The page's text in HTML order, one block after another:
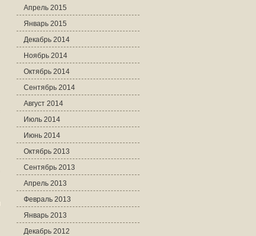
Апрель 2015
Январь 2015
Декабрь 2014
Ноябрь 2014
Октябрь 2014
Сентябрь 2014
Август 2014
Июль 2014
Июнь 2014
Октябрь 2013
Сентябрь 2013
Апрель 2013
Февраль 2013
Январь 2013
Декабрь 2012